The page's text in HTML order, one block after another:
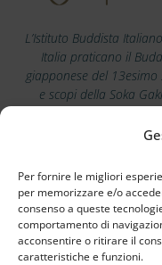
Per fornire le migliori
per memorizzare e/o
consenso a queste
comportamento di
acconsentire o ritirare il
caratteristiche e funzioni.
L’Istituto Buddista
Italia praticano il
giapponese del
e scopi della Soka